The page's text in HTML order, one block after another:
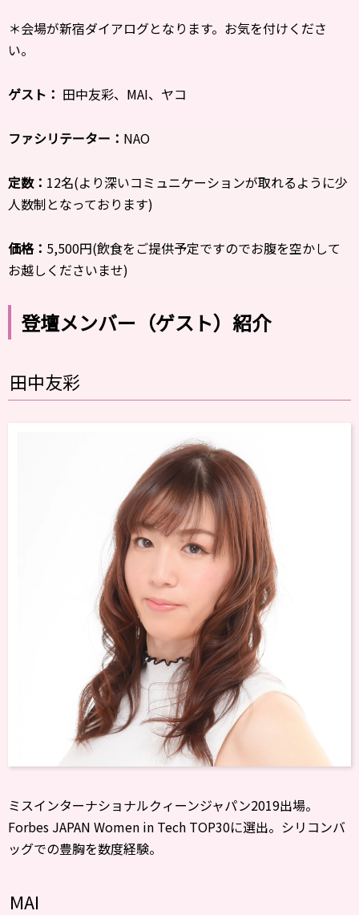
＊会場が新宿ダイアログとなります。お気を付けくださ
い。
ゲスト： 田中友彩、MAI、ヤコ
ファシリテーター： NAO
定数： 12名(より深いコミュニケーションが取れるように少
人数制となっております)
価格： 5,500円(飲食をご提供予定ですのでお腹を空かして
お越しくださいませ)
登壇メンバー（ゲスト）紹介
田中友彩
ミスインターナショナルクィーンジャパン2019出場。
Forbes JAPAN Women in Tech TOP30に選出。シリコンバ
ッグでの豊胸を数度経験。
MAI